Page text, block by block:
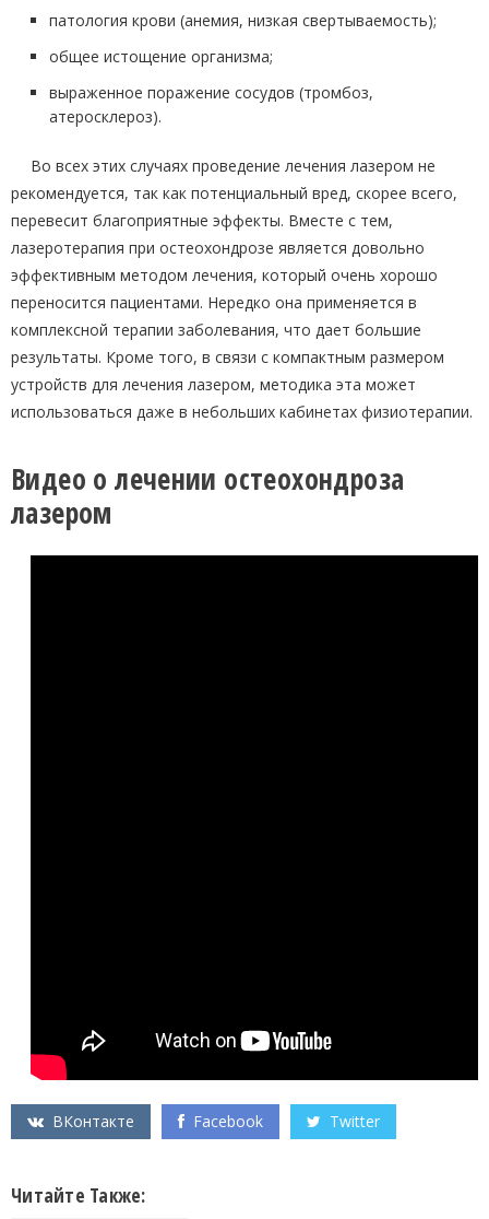
патология крови (анемия, низкая свертываемость);
общее истощение организма;
выраженное поражение сосудов (тромбоз,
атеросклероз).
Во всех этих случаях проведение лечения лазером не
рекомендуется, так как потенциальный вред, скорее всего,
перевесит благоприятные эффекты. Вместе с тем,
лазеротерапия при остеохондрозе является довольно
эффективным методом лечения, который очень хорошо
переносится пациентами. Нередко она применяется в
комплексной терапии заболевания, что дает большие
результаты. Кроме того, в связи с компактным размером
устройств для лечения лазером, методика эта может
использоваться даже в небольших кабинетах физиотерапии.
Видео о лечении остеохондроза
лазером
ВКонтакте Facebook Twitter
Читайте Также: